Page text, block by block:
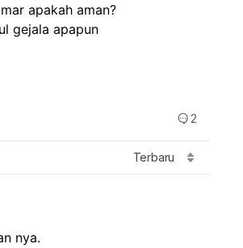
apakah aman?
gejala apapun
2
Terbaru
nya.